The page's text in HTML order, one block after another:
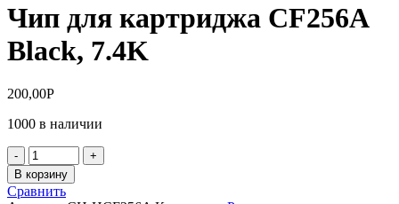
Чип для картриджа CF256A
Black, 7.4K
200,00Р
1000 в наличии
Количество
товара
Чип
В корзину
Сравнить